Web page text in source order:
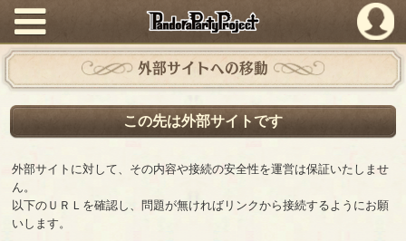
PandoraPartyProject
外部サイトへの移動
この先は外部サイトです
外部サイトに対して、その内容や接続の安全性を運営は保証いたしませ
ん。
以下のＵＲＬを確認し、問題が無ければリンクから接続するようにお願
いします。